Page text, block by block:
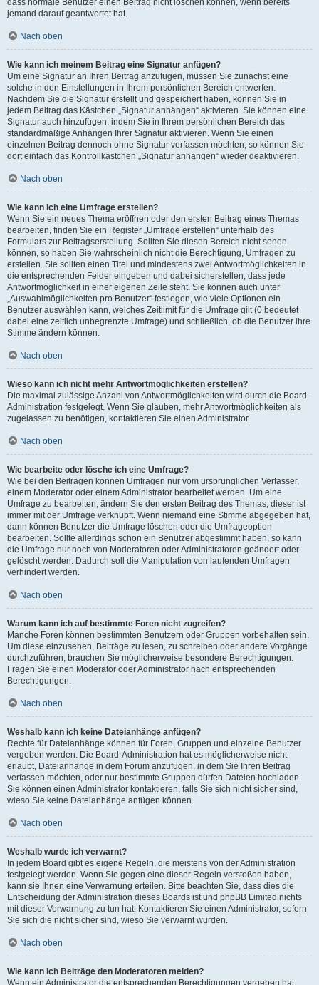
dass normale Benutzer einen Beitrag nicht löschen können, wenn bereits
jemand darauf geantwortet hat.
Nach oben
Wie kann ich meinem Beitrag eine Signatur anfügen?
Um eine Signatur an Ihren Beitrag anzufügen, müssen Sie zunächst eine
solche in den Einstellungen in Ihrem persönlichen Bereich entwerfen.
Nachdem Sie die Signatur erstellt und gespeichert haben, können Sie in
jedem Beitrag das Kästchen „Signatur anhängen“ aktivieren. Sie können eine
Signatur auch hinzufügen, indem Sie in Ihrem persönlichen Bereich das
standardmäßige Anhängen Ihrer Signatur aktivieren. Wenn Sie einen
einzelnen Beitrag dennoch ohne Signatur verfassen möchten, so können Sie
dort einfach das Kontrollkästchen „Signatur anhängen“ wieder deaktivieren.
Nach oben
Wie kann ich eine Umfrage erstellen?
Wenn Sie ein neues Thema eröffnen oder den ersten Beitrag eines Themas
bearbeiten, finden Sie ein Register „Umfrage erstellen“ unterhalb des
Formulars zur Beitragserstellung. Sollten Sie diesen Bereich nicht sehen
können, so haben Sie wahrscheinlich nicht die Berechtigung, Umfragen zu
erstellen. Sie sollten einen Titel und mindestens zwei Antwortmöglichkeiten in
die entsprechenden Felder eingeben und dabei sicherstellen, dass jede
Antwortmöglichkeit in einer eigenen Zeile steht. Sie können auch unter
„Auswahlmöglichkeiten pro Benutzer“ festlegen, wie viele Optionen ein
Benutzer auswählen kann, welches Zeitlimit für die Umfrage gilt (0 bedeutet
dabei eine zeitlich unbegrenzte Umfrage) und schließlich, ob die Benutzer ihre
Stimme ändern können.
Nach oben
Wieso kann ich nicht mehr Antwortmöglichkeiten erstellen?
Die maximal zulässige Anzahl von Antwortmöglichkeiten wird durch die Board-
Administration festgelegt. Wenn Sie glauben, mehr Antwortmöglichkeiten als
zugelassen zu benötigen, kontaktieren Sie einen Administrator.
Nach oben
Wie bearbeite oder lösche ich eine Umfrage?
Wie bei den Beiträgen können Umfragen nur vom ursprünglichen Verfasser,
einem Moderator oder einem Administrator bearbeitet werden. Um eine
Umfrage zu bearbeiten, ändern Sie den ersten Beitrag des Themas; dieser ist
immer mit der Umfrage verknüpft. Wenn niemand eine Stimme abgegeben hat,
dann können Benutzer die Umfrage löschen oder die Umfrageoption
bearbeiten. Sollte allerdings schon ein Benutzer abgestimmt haben, so kann
die Umfrage nur noch von Moderatoren oder Administratoren geändert oder
gelöscht werden. Dadurch soll die Manipulation von laufenden Umfragen
verhindert werden.
Nach oben
Warum kann ich auf bestimmte Foren nicht zugreifen?
Manche Foren können bestimmten Benutzern oder Gruppen vorbehalten sein.
Um diese einzusehen, Beiträge zu lesen, zu schreiben oder andere Vorgänge
durchzuführen, brauchen Sie möglicherweise besondere Berechtigungen.
Fragen Sie einen Moderator oder Administrator nach entsprechenden
Berechtigungen.
Nach oben
Weshalb kann ich keine Dateianhänge anfügen?
Rechte für Dateianhänge können für Foren, Gruppen und einzelne Benutzer
vergeben werden. Die Board-Administration hat es möglicherweise nicht
erlaubt, Dateianhänge in dem Forum anzufügen, in dem Sie Ihren Beitrag
verfassen möchten, oder nur bestimmte Gruppen dürfen Dateien hochladen.
Sie können einen Administrator kontaktieren, falls Sie sich nicht sicher sind,
wieso Sie keine Dateianhänge anfügen können.
Nach oben
Weshalb wurde ich verwarnt?
In jedem Board gibt es eigene Regeln, die meistens von der Administration
festgelegt werden. Wenn Sie gegen eine dieser Regeln verstoßen haben,
kann sie Ihnen eine Verwarnung erteilen. Bitte beachten Sie, dass dies die
Entscheidung der Administration dieses Boards ist und phpBB Limited nichts
mit dieser Verwarnung zu tun hat. Kontaktieren Sie einen Administrator, sofern
Sie sich die nicht sicher sind, wieso Sie verwarnt wurden.
Nach oben
Wie kann ich Beiträge den Moderatoren melden?
Wenn ein Administrator die entsprechenden Berechtigungen vergeben hat,